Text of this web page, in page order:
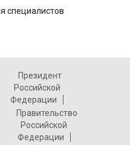
специалистов
Президент
Российской
Федерации
Правительство
Российской
Федерации